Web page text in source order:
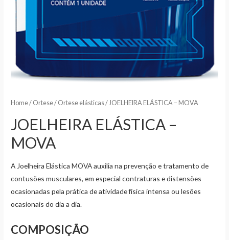
Home/ Ortese/ Ortese elásticas/ JOELHEIRA ELÁSTICA – MOVA
JOELHEIRA ELÁSTICA –
MOVA
A Joelheira Elástica MOVA auxilia na prevenção e tratamento de
contusões musculares, em especial contraturas e distensões
ocasionadas pela prática de atividade física intensa ou lesões
ocasionais do dia a dia.
COMPOSIÇÃO